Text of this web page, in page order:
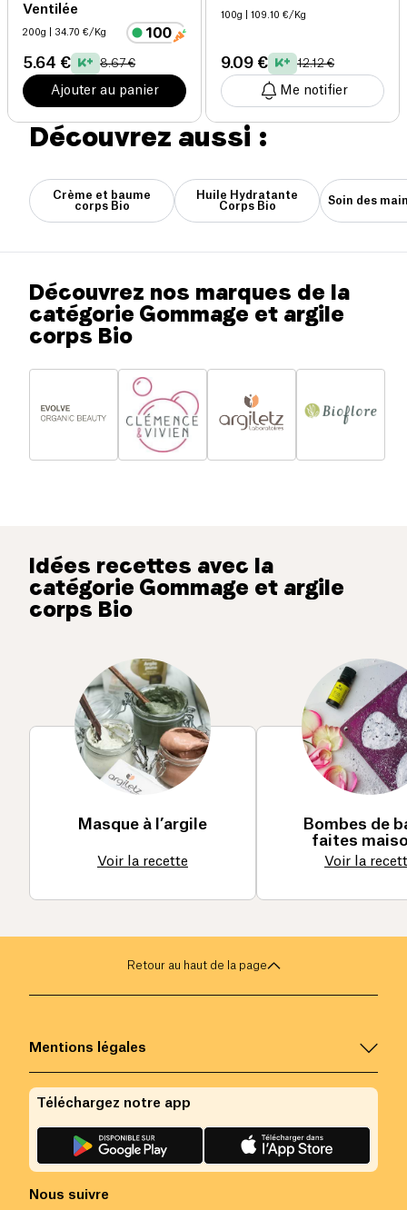
Ventilée
200g | 34.70 €/Kg
5.64 € 8.67 €
Ajouter au panier
100g | 109.10 €/Kg
9.09 € 12.12 €
Me notifier
Découvrez aussi :
Crème et baume
corps Bio
Huile Hydratante
Corps Bio
Soin des
Découvrez nos marques de la
catégorie Gommage et argile
corps Bio
Idées recettes avec la
catégorie Gommage et argile
corps Bio
Masque à l’argile
Voir la recette
Bombes de
faites
Voir la
Retour au haut de la page
Mentions légales
Nous suivre
Téléchargez notre app